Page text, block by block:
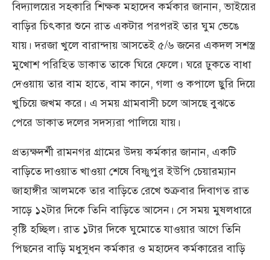
বিদ্যালয়ের সহকারি শিক্ষক মহাদেব কর্মকার জানান, ভাইয়ের
বাড়ির চিৎকার শুনে রাত একটার পরপরই তার ঘুম ভেঙে
যায়। দরজা খুলে বারান্দায় আসতেই ৫/৬ জনের একদল সশস্ত্র
মুখোশ পরিহিত ডাকাত তাকে ঘিরে ফেলে। ঘরে ঢুকতে বাধা
দেওয়ায় তার বাম হাতে, বাম কানে, গলা ও কপালে ছুরি দিয়ে
খুচিয়ে জখম করে। এ সময় গ্রামবাসী চলে আসছে বুঝতে
পেরে ডাকাত দলের সদস্যরা পালিয়ে যায়।
প্রত্যক্ষদর্শী রামনগর গ্রামের উদয় কর্মকার জানান, একটি
বাড়িতে দাওয়াত খাওয়া শেষে বিষ্ণুপুর ইউপি চেয়ারম্যান
জাহাঙ্গীর আলমকে তার বাড়িতে রেখে শুক্রবার দিবাগত রাত
সাড়ে ১২টার দিকে তিনি বাড়িতে আসেন। সে সময় মুষলধারে
বৃষ্টি হচ্ছিল। রাত ১টার দিকে ঘুমোতে যাওয়ার আগে তিনি
পিছনের বাড়ি মধুসুধন কর্মকার ও মহাদেব কর্মকারের বাড়ি